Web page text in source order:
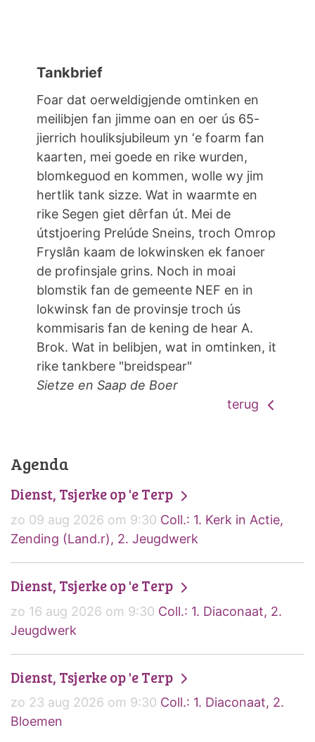
Tankbrief
Foar dat oerweldigjende omtinken en
meilibjen fan jimme oan en oer ús 65-
jierrich houliksjubileum yn ‘e foarm fan
kaarten, mei goede en rike wurden,
blomkeguod en kommen, wolle wy jim
hertlik tank sizze. Wat in waarmte en
rike Segen giet dêrfan út. Mei de
útstjoering Prelúde Sneins, troch Omrop
Fryslân kaam de lokwinsken ek fanoer
de profinsjale grins. Noch in moai
blomstik fan de gemeente NEF en in
lokwinsk fan de provinsje troch ús
kommisaris fan de kening de hear A.
Brok. Wat in belibjen, wat in omtinken, it
rike tankbere "breidspear"
Sietze en Saap de Boer
terug
Agenda
Dienst, Tsjerke op 'e Terp
zo 09 aug 2026 om 9:30 Coll.: 1. Kerk in Actie,
Zending (Land.r), 2. Jeugdwerk
Dienst, Tsjerke op 'e Terp
zo 16 aug 2026 om 9:30 Coll.: 1. Diaconaat, 2.
Jeugdwerk
Dienst, Tsjerke op 'e Terp
zo 23 aug 2026 om 9:30 Coll.: 1. Diaconaat, 2.
Bloemen